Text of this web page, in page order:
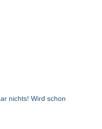
nichts! Wird schon